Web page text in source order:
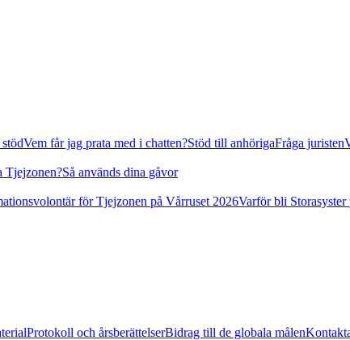
Vem får jag prata med i chatten?Stöd till anhörigaFråga juristen
Tjejzonen?Så används dina gåvor
för Tjejzonen på Vårruset 2026Varför bli Storasyster
Protokoll och årsberättelserBidrag till de globala målen